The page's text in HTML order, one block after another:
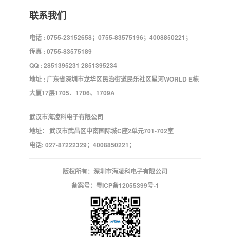
联系我们
电话 : 0755-23152658；0755-83575196；4008850221；
传真 : 0755-83575189
QQ : 2851395231 2851395234
地址 : 广东省深圳市龙华区民治街道民乐社区星河WORLD E栋
大厦17层1705、1706、1709A
武汉市海凌科电子有限公司
地址： 武汉市武昌区中南国际城C座2单元701-702室
电话: 027-87222329；4008850221；
版权所有：深圳市海凌科电子有限公司
备案号： 粤ICP备12055399号-1